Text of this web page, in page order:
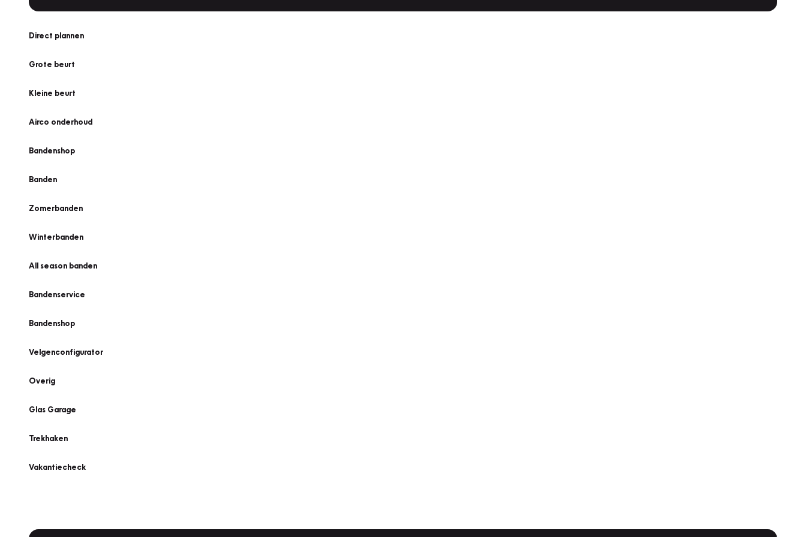
Direct plannen
Grote beurt
Kleine beurt
Airco onderhoud
Bandenshop
Banden
Zomerbanden
Winterbanden
All season banden
Bandenservice
Bandenshop
Velgenconfigurator
Overig
Glas Garage
Trekhaken
Vakantiecheck